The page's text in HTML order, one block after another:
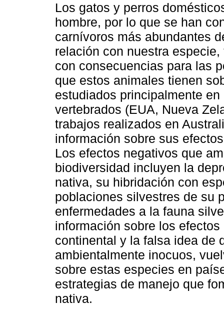
Los gatos y perros
hombre, por lo que se han
carnívoros más abundantes
relación con nuestra
con consecuencias para las
que estos animales tienen
estudiados principalmente
vertebrados (EUA, Nueva
trabajos realizados en
información sobre sus
Los efectos negativos que
biodiversidad incluyen la
nativa, su hibridación con
poblaciones silvestres de su
enfermedades a la fauna
información sobre los
continental y la falsa idea de
ambientalmente inocuos,
sobre estas especies en
estrategias de manejo que
nativa.